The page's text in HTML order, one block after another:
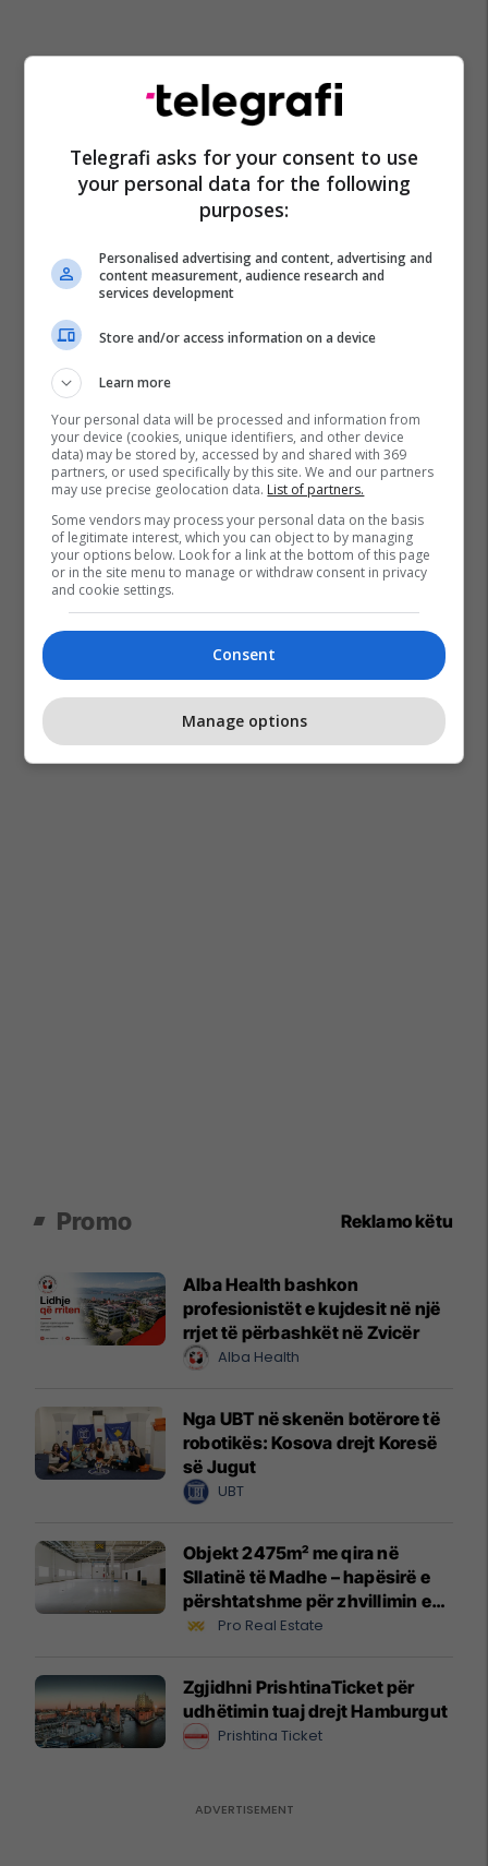
Kf Elbasani Fatjon Bunjaku
Promo Reklamo këtu
Alba Health bashkon
profesionistët e kujdesit në një
rrjet të përbashkët në Zvicër
Alba Health
Nga UBT në skenën botërore të
robotikës: Kosova drejt Koresë
së Jugut
UBT
Objekt 2475m² me qira në
Sllatinë të Madhe – hapësirë e
përshtatshme për zhvillimin e
biznesit #16068
Pro Real Estate
Zgjidhni PrishtinaTicket për
udhëtimin tuaj drejt Hamburgut
Prishtina Ticket
Telegrafi asks for your consent to use
your personal data for the following
purposes:
Personalised advertising and content, advertising and
content measurement, audience research and
services development
Store and/or access information on a device
Learn more
Your personal data will be processed and information from
your device (cookies, unique identifiers, and other device
data) may be stored by, accessed by and shared with 369
partners, or used specifically by this site. We and our partners
may use precise geolocation data. List of partners.
Some vendors may process your personal data on the basis
of legitimate interest, which you can object to by managing
your options below. Look for a link at the bottom of this page
or in the site menu to manage or withdraw consent in privacy
and cookie settings.
Consent
Manage options